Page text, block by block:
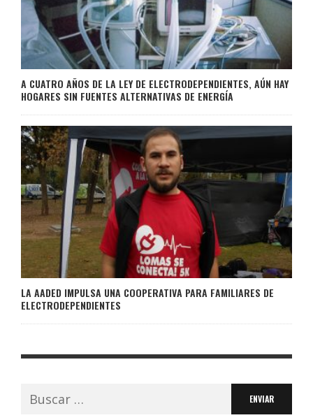
A CUATRO AÑOS DE LA LEY DE ELECTRODEPENDIENTES, AÚN HAY
HOGARES SIN FUENTES ALTERNATIVAS DE ENERGÍA
LA AADED IMPULSA UNA COOPERATIVA PARA FAMILIARES DE
ELECTRODEPENDIENTES
Buscar: